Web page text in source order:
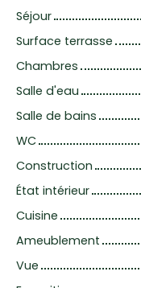
Séjour
Surface terrasse
Chambres
Salle d'eau
Salle de bains
WC
Construction
État intérieur
Cuisine
Ameublement
Vue